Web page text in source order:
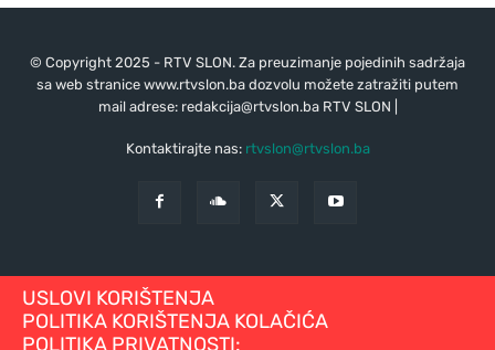
© Copyright 2025 - RTV SLON. Za preuzimanje pojedinih sadržaja
sa web stranice www.rtvslon.ba dozvolu možete zatražiti putem
mail adrese: redakcija@rtvslon.baRTV SLON |
Kontaktirajte nas: rtvslon@rtvslon.ba
USLOVI KORIŠTENJA
POLITIKA KORIŠTENJA KOLAČIĆA
POLITIKA PRIVATNOSTI: